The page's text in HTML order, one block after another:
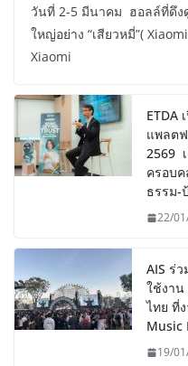
วันที่ 2-5 มีนาคม ฮอลล์ที่ดึ
ใหญ่อย่าง “เสียวหมี่”(
Xiaomi
ETDA
แพลต
2569
ครอบ
ธรรม-
22/
AIS ร่
ใช้งาน
ไทย ที่
Music
19/